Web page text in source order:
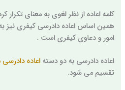
کلمه اعاده از نظر لغوی به معنای
همین اساس اعاده دادرسی کیفری نیز
امور و دعاوی کیفری است .
اعاده دادرسی به دو دسته اعاده
تقسیم می شود.